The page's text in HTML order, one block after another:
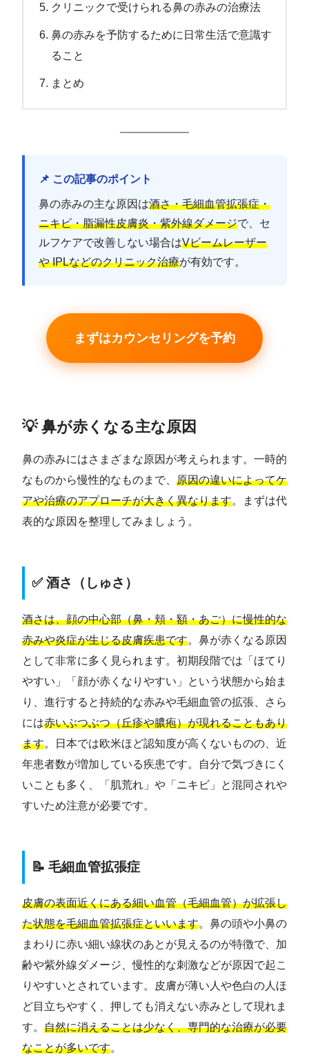
クリニックで受けられる鼻の赤みの治療法
鼻の赤みを予防するために日常生活で意識す
ること
まとめ
📌 この記事のポイント
鼻の赤みの主な原因は酒さ・毛細血管拡張症・
ニキビ・脂漏性皮膚炎・紫外線ダメージで、セ
ルフケアで改善しない場合はVビームレーザー
や IPLなどのクリニック治療が有効です。
まずはカウンセリングを予約
💡 鼻が赤くなる主な原因
鼻の赤みにはさまざまな原因が考えられます。一時的
なものから慢性的なものまで、 原因の違いによってケ
アや治療のアプローチが大きく異なります。まずは代
表的な原因を整理してみましょう。
✅ 酒さ（しゅさ）
酒さは、顔の中心部（鼻・頬・額・あご）に慢性的な
赤みや炎症が生じる皮膚疾患です。鼻が赤くなる原因
として非常に多く見られます。初期段階では「ほてり
やすい」「顔が赤くなりやすい」という状態から始ま
り、進行すると持続的な赤みや毛細血管の拡張、さら
には赤いぶつぶつ（丘疹や膿疱）が現れることもあり
ます。日本では欧米ほど認知度が高くないものの、近
年患者数が増加している疾患です。自分で気づきにく
いことも多く、「肌荒れ」や「ニキビ」と混同されや
すいため注意が必要です。
📝 毛細血管拡張症
皮膚の表面近くにある細い血管（毛細血管）が拡張し
た状態を毛細血管拡張症といいます。鼻の頭や小鼻の
まわりに赤い細い線状のあとが見えるのが特徴で、加
齢や紫外線ダメージ、慢性的な刺激などが原因で起こ
りやすいとされています。皮膚が薄い人や色白の人ほ
ど目立ちやすく、押しても消えない赤みとして現れま
す。 自然に消えることは少なく、専門的な治療が必要
なことが多いです。